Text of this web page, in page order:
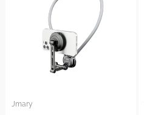
Jmary